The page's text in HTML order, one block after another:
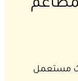
مستعمل